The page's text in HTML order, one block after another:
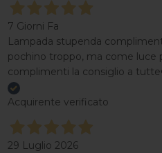
7 Giorni Fa
Lampada stupenda
pochino troppo, ma come
complimenti la consiglio a
Acquirente verificato
29 Luglio 2026